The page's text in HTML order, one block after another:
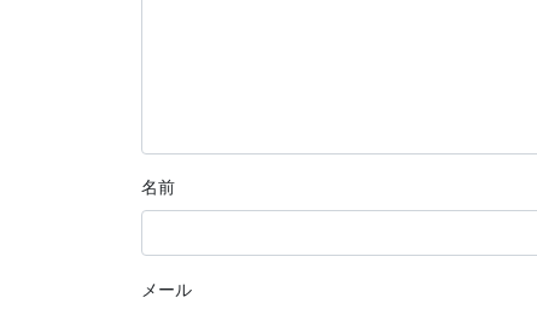
名前
メール